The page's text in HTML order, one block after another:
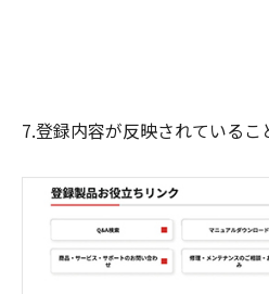
7.登録内容が反映されている